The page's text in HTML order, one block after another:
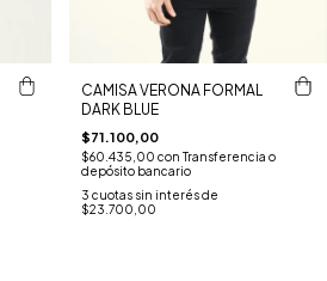
CAMISA VERONA FORMAL
DARK BLUE
$71.100,00
$60.435,00 con Transferencia o
depósito bancario
3 cuotas sin interés de
$23.700,00